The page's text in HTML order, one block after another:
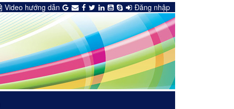
Video hướng dẫn Đăng nhập